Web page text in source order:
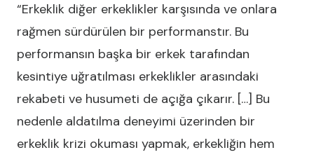
“Erkeklik diğer erkeklikler karşısında ve onlara
rağmen sürdürülen bir performanstır. Bu
performansın başka bir erkek tarafından
kesintiye uğratılması erkeklikler arasındaki
rekabeti ve husumeti de açığa çıkarır. […] Bu
nedenle aldatılma deneyimi üzerinden bir
erkeklik krizi okuması yapmak, erkekliğin hem